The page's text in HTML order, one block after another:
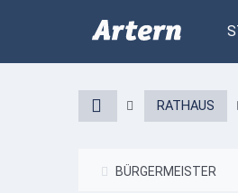
RATHAUS
BÜRGERMEISTER